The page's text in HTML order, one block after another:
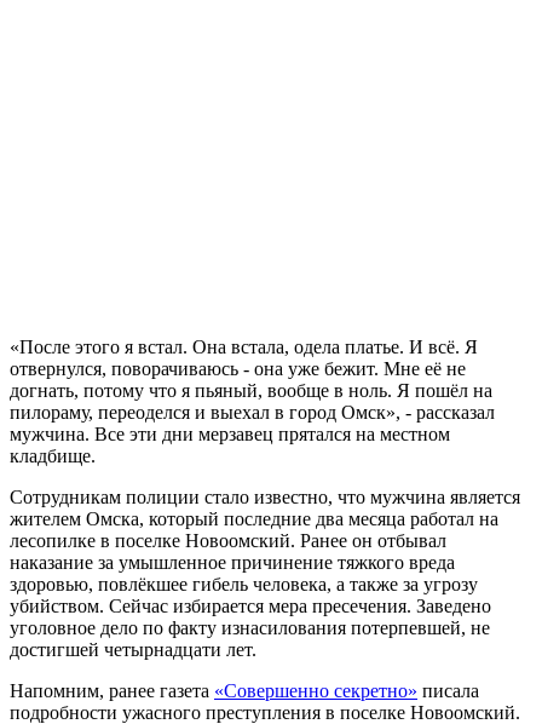
«После этого я встал. Она встала, одела платье. И всё. Я
отвернулся, поворачиваюсь - она уже бежит. Мне её не
догнать, потому что я пьяный, вообще в ноль. Я пошёл на
пилораму, переоделся и выехал в город Омск», - рассказал
мужчина. Все эти дни мерзавец прятался на местном
кладбище.
Сотрудникам полиции стало известно, что мужчина является
жителем Омска, который последние два месяца работал на
лесопилке в поселке Новоомский. Ранее он отбывал
наказание за умышленное причинение тяжкого вреда
здоровью, повлёкшее гибель человека, а также за угрозу
убийством. Сейчас избирается мера пресечения. Заведено
уголовное дело по факту изнасилования потерпевшей, не
достигшей четырнадцати лет.
Напомним, ранее газета «Совершенно секретно» писала
подробности ужасного преступления в поселке Новоомский.